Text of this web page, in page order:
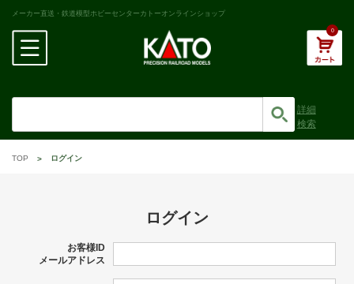
メーカー直送・鉄道模型ホビーセンターカトーオンラインショップ
0
詳細
検索
TOP ログイン
ログイン
お客様ID
メールアドレス